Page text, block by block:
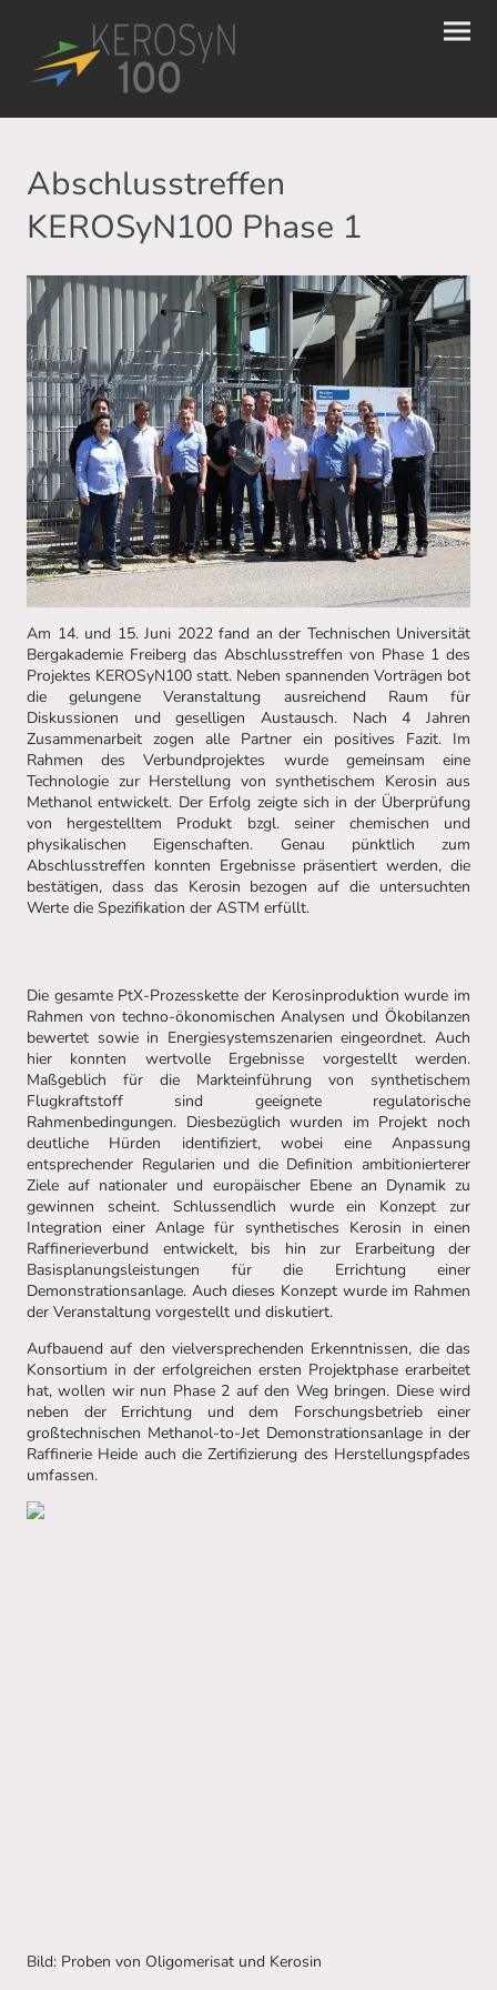
Abschlusstreffen
KEROSyN100 Phase 1
Am 14. und 15. Juni 2022 fand an der Technischen Universität
Bergakademie Freiberg das Abschlusstreffen von Phase 1 des
Projektes KEROSyN100 statt. Neben spannenden Vorträgen bot
die gelungene Veranstaltung ausreichend Raum für
Diskussionen und geselligen Austausch. Nach 4 Jahren
Zusammenarbeit zogen alle Partner ein positives Fazit. Im
Rahmen des Verbundprojektes wurde gemeinsam eine
Technologie zur Herstellung von synthetischem Kerosin aus
Methanol entwickelt. Der Erfolg zeigte sich in der Überprüfung
von hergestelltem Produkt bzgl. seiner chemischen und
physikalischen Eigenschaften. Genau pünktlich zum
Abschlusstreffen konnten Ergebnisse präsentiert werden, die
bestätigen, dass das Kerosin bezogen auf die untersuchten
Werte die Spezifikation der ASTM erfüllt.
Die gesamte PtX-Prozesskette der Kerosinproduktion wurde im
Rahmen von techno-ökonomischen Analysen und Ökobilanzen
bewertet sowie in Energiesystemszenarien eingeordnet. Auch
hier konnten wertvolle Ergebnisse vorgestellt werden.
Maßgeblich für die Markteinführung von synthetischem
Flugkraftstoff sind geeignete regulatorische
Rahmenbedingungen. Diesbezüglich wurden im Projekt noch
deutliche Hürden identifiziert, wobei eine Anpassung
entsprechender Regularien und die Definition ambitionierterer
Ziele auf nationaler und europäischer Ebene an Dynamik zu
gewinnen scheint. Schlussendlich wurde ein Konzept zur
Integration einer Anlage für synthetisches Kerosin in einen
Raffinerieverbund entwickelt, bis hin zur Erarbeitung der
Basisplanungsleistungen für die Errichtung einer
Demonstrationsanlage. Auch dieses Konzept wurde im Rahmen
der Veranstaltung vorgestellt und diskutiert.
Aufbauend auf den vielversprechenden Erkenntnissen, die das
Konsortium in der erfolgreichen ersten Projektphase erarbeitet
hat, wollen wir nun Phase 2 auf den Weg bringen. Diese wird
neben der Errichtung und dem Forschungsbetrieb einer
großtechnischen Methanol-to-Jet Demonstrationsanlage in der
Raffinerie Heide auch die Zertifizierung des Herstellungspfades
umfassen.
Bild: Proben von Oligomerisat und Kerosin